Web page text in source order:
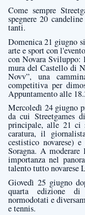
Come sempre
spegnere 20
tanti.
Domenica 21 giugno
arte e sport con
con Novara Sviluppo:
mura del Castello di
Novv”, una
competitiva per
Appuntamento alle
Mercoledì 24 giugno
da cui Streetgames
principale, alle 21 ci
caratura, il
cestistico novarese)
Soragna. A
importanza nel
talento tutto novarese
Giovedì 25 giugno
quarta edizione
normodotati e
e tennis.